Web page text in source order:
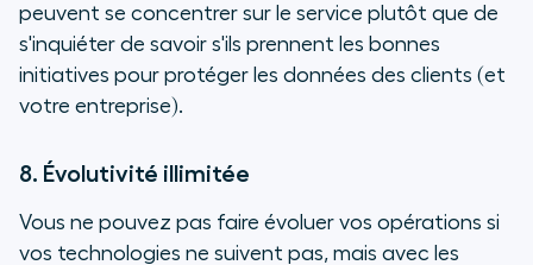
peuvent se concentrer sur le service plutôt que de
s'inquiéter de savoir s'ils prennent les bonnes
initiatives pour protéger les données des clients (et
votre entreprise).
8. Évolutivité illimitée
Vous ne pouvez pas faire évoluer vos opérations si
vos technologies ne suivent pas, mais avec les